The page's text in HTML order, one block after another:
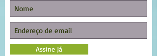
Assine Já